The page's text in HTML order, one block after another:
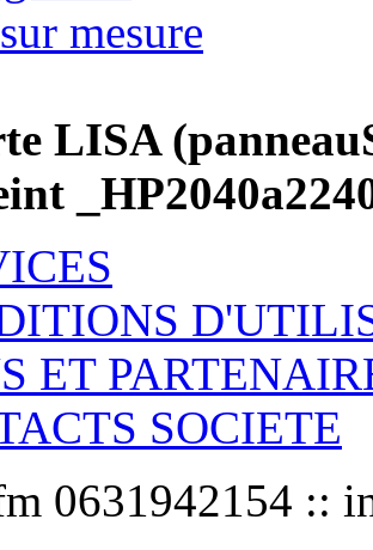
LISA
ET
SOCIETE
0631942154 ::